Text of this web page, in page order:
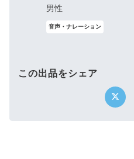
男性
音声・ナレーション
この出品をシェア